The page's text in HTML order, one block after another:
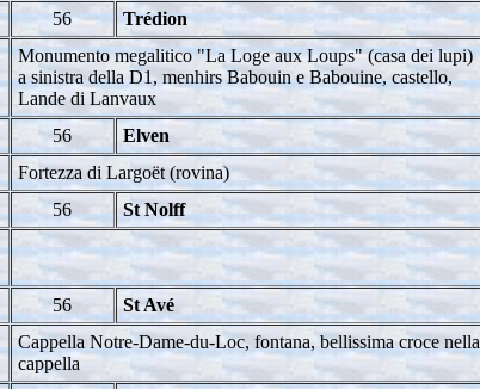
56 Trédion
Monumento megalitico "La Loge aux Loups" (casa dei lupi)
a sinistra della D1, menhirs Babouin e Babouine, castello,
Lande di Lanvaux
56 Elven
Fortezza di Largoët (rovina)
56 St Nolff
56 St Avé
Cappella Notre-Dame-du-Loc, fontana, bellissima croce nella
cappella